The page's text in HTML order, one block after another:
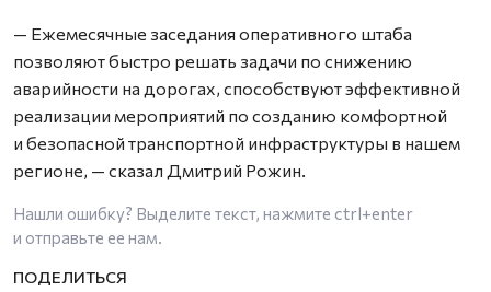
— Ежемесячные заседания оперативного штаба
позволяют быстро решать задачи по снижению
аварийности на дорогах, способствуют эффективной
реализации мероприятий по созданию комфортной
и безопасной транспортной инфраструктуры в нашем
регионе, — сказал Дмитрий Рожин.
Нашли ошибку? Выделите текст, нажмите ctrl+enter
и отправьте ее нам.